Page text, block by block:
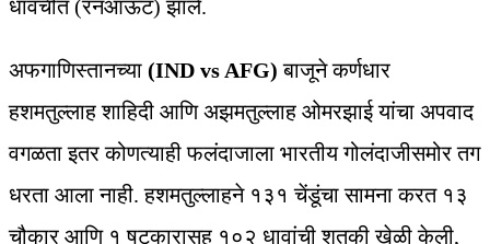
धावचीत (रनआऊट) झाले.
अफगाणिस्तानच्या (IND vs AFG)बाजूने कर्णधार
हशमतुल्लाह शाहिदी आणि अझमतुल्लाह ओमरझाई यांचा अपवाद
वगळता इतर कोणत्याही फलंदाजाला भारतीय गोलंदाजीसमोर तग
धरता आला नाही. हशमतुल्लाहने १३१ चेंडूंचा सामना करत १३
चौकार आणि १ षटकारासह १०२ धावांची शतकी खेळी केली,